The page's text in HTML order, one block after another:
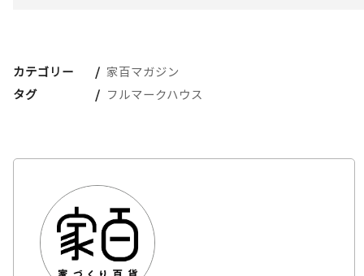
カテゴリー
家百マガジン
タグ
フルマークハウス